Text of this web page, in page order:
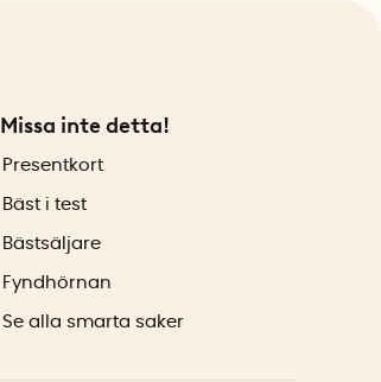
Missa inte detta!
Presentkort
Bäst i test
Bästsäljare
Fyndhörnan
Se alla smarta saker